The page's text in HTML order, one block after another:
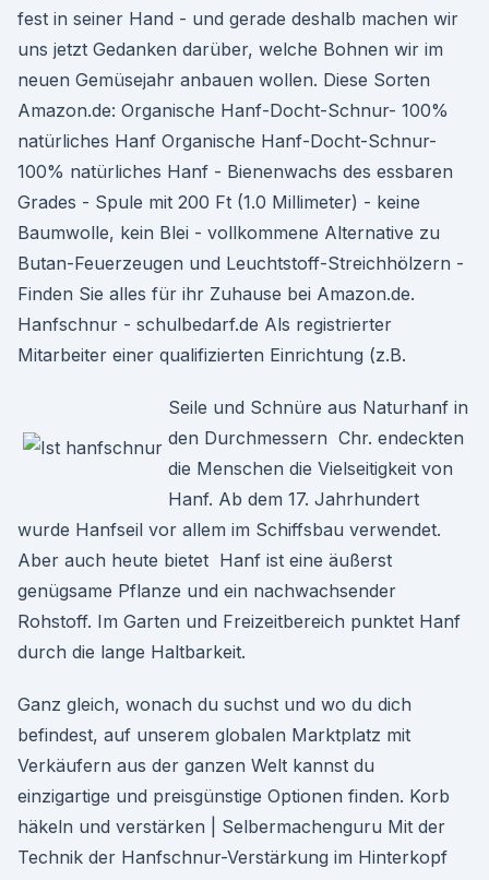
fest in seiner Hand - und gerade deshalb machen wir
uns jetzt Gedanken darüber, welche Bohnen wir im
neuen Gemüsejahr anbauen wollen. Diese Sorten
Amazon.de: Organische Hanf-Docht-Schnur- 100%
natürliches Hanf Organische Hanf-Docht-Schnur-
100% natürliches Hanf - Bienenwachs des essbaren
Grades - Spule mit 200 Ft (1.0 Millimeter) - keine
Baumwolle, kein Blei - vollkommene Alternative zu
Butan-Feuerzeugen und Leuchtstoff-Streichhölzern -
Finden Sie alles für ihr Zuhause bei Amazon.de.
Hanfschnur - schulbedarf.de Als registrierter
Mitarbeiter einer qualifizierten Einrichtung (z.B.
Seile und Schnüre aus Naturhanf in
den Durchmessern Chr. endeckten
die Menschen die Vielseitigkeit von
Hanf. Ab dem 17. Jahrhundert
wurde Hanfseil vor allem im Schiffsbau verwendet.
Aber auch heute bietet Hanf ist eine äußerst
genügsame Pflanze und ein nachwachsender
Rohstoff. Im Garten und Freizeitbereich punktet Hanf
durch die lange Haltbarkeit.
Ganz gleich, wonach du suchst und wo du dich
befindest, auf unserem globalen Marktplatz mit
Verkäufern aus der ganzen Welt kannst du
einzigartige und preisgünstige Optionen finden. Korb
häkeln und verstärken | Selbermachenguru Mit der
Technik der Hanfschnur-Verstärkung im Hinterkopf